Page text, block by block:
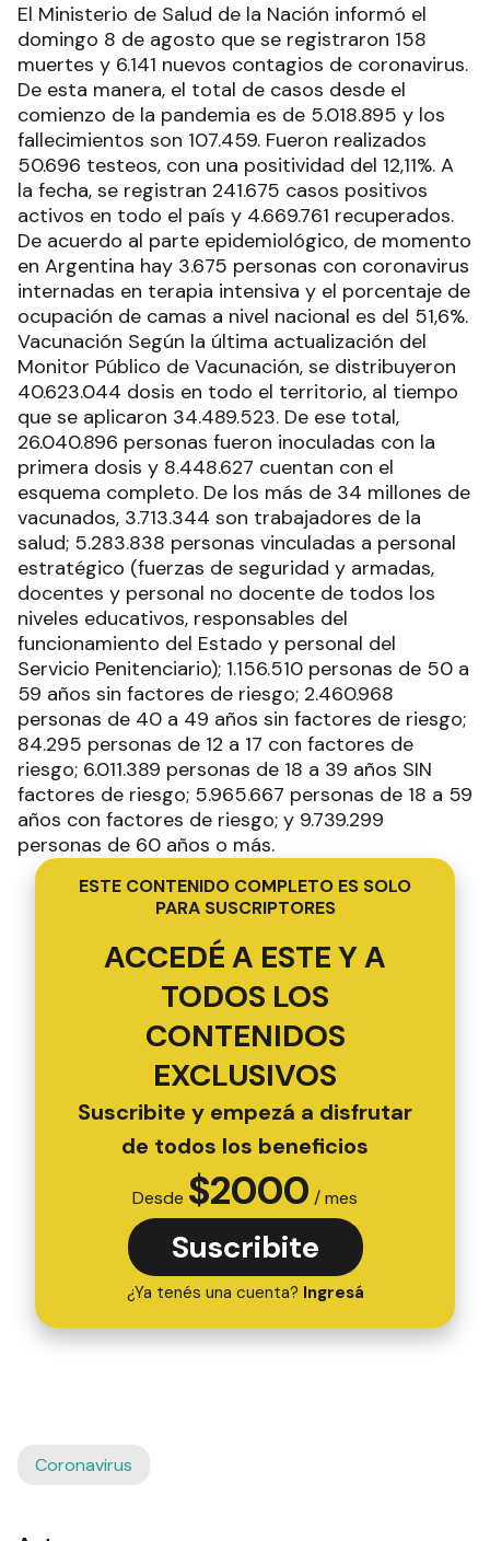
El Ministerio de Salud de la Nación informó el
domingo 8 de agosto que se registraron 158
muertes y 6.141 nuevos contagios de coronavirus.
De esta manera, el total de casos desde el
comienzo de la pandemia es de 5.018.895 y los
fallecimientos son 107.459. Fueron realizados
50.696 testeos, con una positividad del 12,11%. A
la fecha, se registran 241.675 casos positivos
activos en todo el país y 4.669.761 recuperados.
De acuerdo al parte epidemiológico, de momento
en Argentina hay 3.675 personas con coronavirus
internadas en terapia intensiva y el porcentaje de
ocupación de camas a nivel nacional es del 51,6%.
Vacunación Según la última actualización del
Monitor Público de Vacunación, se distribuyeron
40.623.044 dosis en todo el territorio, al tiempo
que se aplicaron 34.489.523. De ese total,
26.040.896 personas fueron inoculadas con la
primera dosis y 8.448.627 cuentan con el
esquema completo. De los más de 34 millones de
vacunados, 3.713.344 son trabajadores de la
salud; 5.283.838 personas vinculadas a personal
estratégico (fuerzas de seguridad y armadas,
docentes y personal no docente de todos los
niveles educativos, responsables del
funcionamiento del Estado y personal del
Servicio Penitenciario); 1.156.510 personas de 50 a
59 años sin factores de riesgo; 2.460.968
personas de 40 a 49 años sin factores de riesgo;
84.295 personas de 12 a 17 con factores de
riesgo; 6.011.389 personas de 18 a 39 años SIN
factores de riesgo; 5.965.667 personas de 18 a 59
años con factores de riesgo; y 9.739.299
personas de 60 años o más.
ESTE CONTENIDO COMPLETO ES SOLO
PARA SUSCRIPTORES
ACCEDÉ A ESTE Y A
TODOS LOS
CONTENIDOS
EXCLUSIVOS
Suscribite y empezá a disfrutar
de todos los beneficios
Desde $2000 / mes
Suscribite
¿Ya tenés una cuenta? Ingresá
Coronavirus